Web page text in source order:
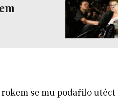
se mu podařilo